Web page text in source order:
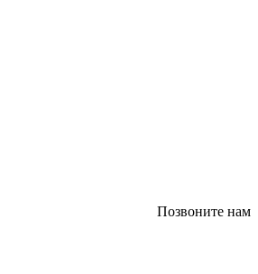
Позвоните нам